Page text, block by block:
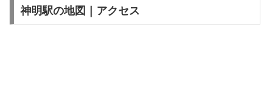
神明駅の地図｜アクセス